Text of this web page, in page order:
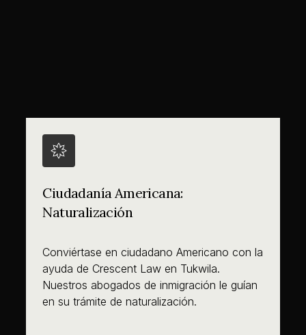
Ciudadanía Americana:
Naturalización
Conviértase en ciudadano Americano con la
ayuda de Crescent Law en Tukwila.
Nuestros abogados de inmigración le guían
en su trámite de naturalización.